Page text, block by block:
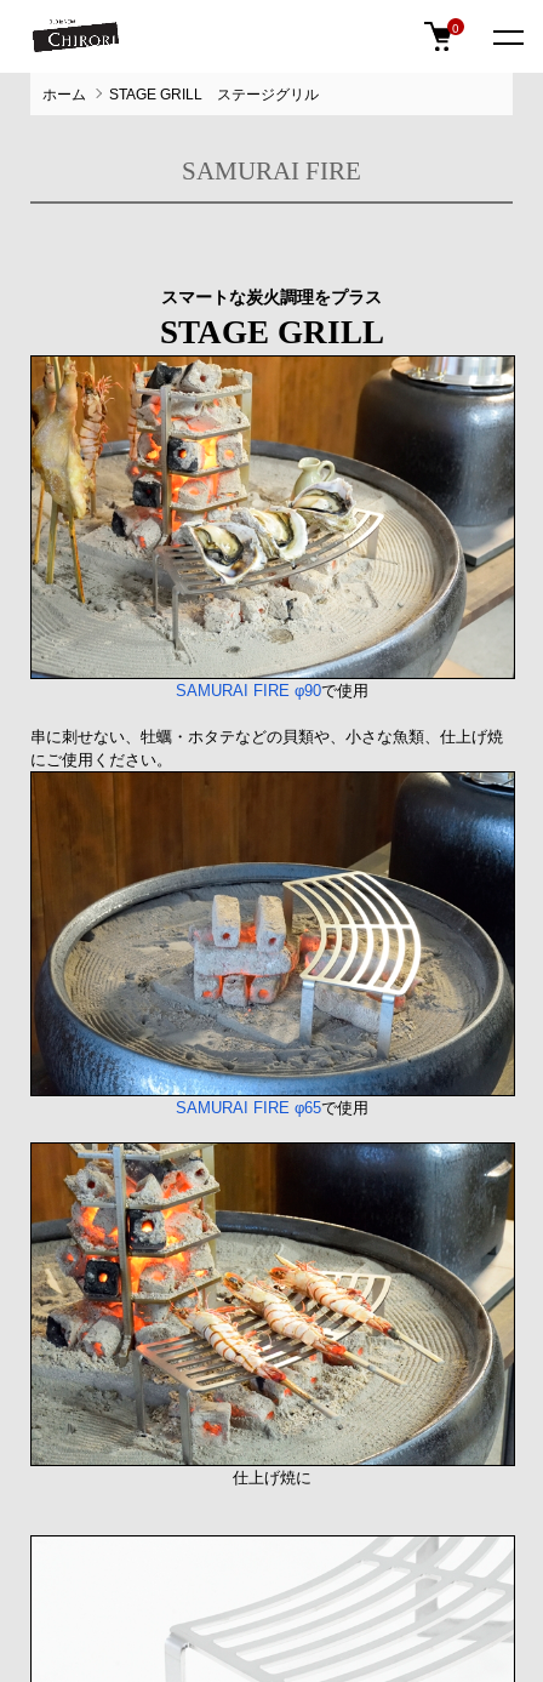
0
ホーム STAGE GRILL ステージグリル
SAMURAI FIRE
スマートな炭火調理をプラス
STAGE GRILL
SAMURAI FIRE φ90で使用
串に刺せない、牡蠣・ホタテなどの貝類や、小さな魚類、仕上げ焼
にご使用ください。
SAMURAI FIRE φ65で使用
仕上げ焼に